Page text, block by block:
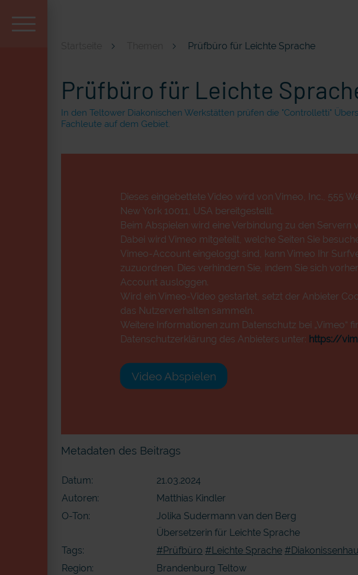
Prüfbüro für Leichte Sprache
Prüfbüro für Leichte
In den Teltower Diakonischen Werkstätten prüfen die "Controlletti"
Fachleute auf dem Gebiet.
Dieses eingebettete Video wird von Vimeo, Inc., 555
New York 10011, USA bereitgestellt.
Beim Abspielen wird eine Verbindung zu den Servern
Dabei wird Vimeo mitgeteilt, welche Seiten Sie
Vimeo-Account eingeloggt sind, kann Vimeo Ihr
zuzuordnen. Dies verhindern Sie, indem Sie sich
Account ausloggen.
Wird ein Vimeo-Video gestartet, setzt der Anbieter
das Nutzerverhalten sammeln.
Weitere Informationen zum Datenschutz bei „Vimeo“
Datenschutzerklärung des Anbieters unter: https://
Video Abspielen
Metadaten des Beitrags
Datum:
21.03.2024
Autoren:
Matthias Kindler
O-Ton:
Jolika Sudermann van den Berg
Übersetzerin für Leichte Sprache
Tags:
#Prüfbüro #Leichte Sprache
Region:
Brandenburg Teltow